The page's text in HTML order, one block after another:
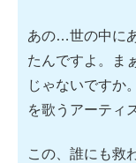
あの…世の中に
たんですよ。ま
じゃないですか
を歌うアーティ
この、誰にも救